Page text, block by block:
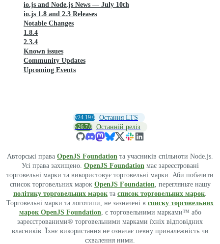
io.js and Node.js News — July 10th
io.js 1.8 and 2.3 Releases
Notable Changes
1.8.4
2.3.4
Known issues
Community Updates
Upcoming Events
v24.19.0 Остання LTS
v26.7.0 Останній реліз
Авторські права OpenJS Foundation та учасників спільноти Node.js.
Усі права захищено. OpenJS Foundation має зареєстровані
торговельні марки та використовує торговельні марки. Аби побачити
список торговельних марок OpenJS Foundation , перегляньте нашу
політику торговельних марок та список торговельних марок
Торговельні марки та логотипи, не зазначені в списку торговельних
марок OpenJS Foundation , є торговельними марками™ або
зареєстрованими® торговельними марками їхніх відповідних
власників. Їхнє використання не означає певну приналежність чи
схвалення ними.